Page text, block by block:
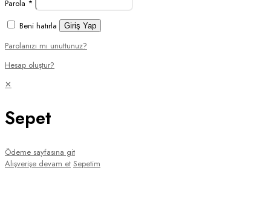
Parola *
Beni hatırla
Giriş Yap
Parolanızı mı unuttunuz?
Hesap oluştur?
✕
Sepet
Ödeme sayfasına git
Alışverişe devam et Sepetim